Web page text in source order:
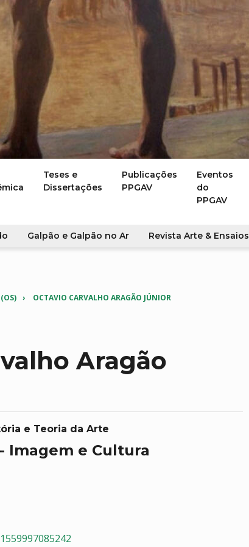
Teses e
Dissertações
Publicações
PPGAV
Eventos
do
PPGAV
Galpão e Galpão no Ar Revista Arte & Ensaios
(OS) OCTAVIO CARVALHO ARAGÃO JÚNIOR
Aragão
e Teoria da Arte
Imagem e Cultura